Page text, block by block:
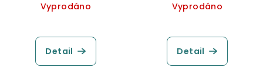
Vyprodáno
Detail
Vyprodáno
Detail